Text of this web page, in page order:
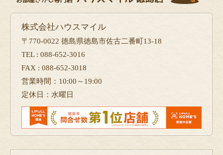
株式会社ハウスマイル
〒770-0022 徳島県徳島市佐古二番町13-18
TEL : 088-652-3016
FAX : 088-652-3018
営業時間：10:00～19:00
定休日：水曜日